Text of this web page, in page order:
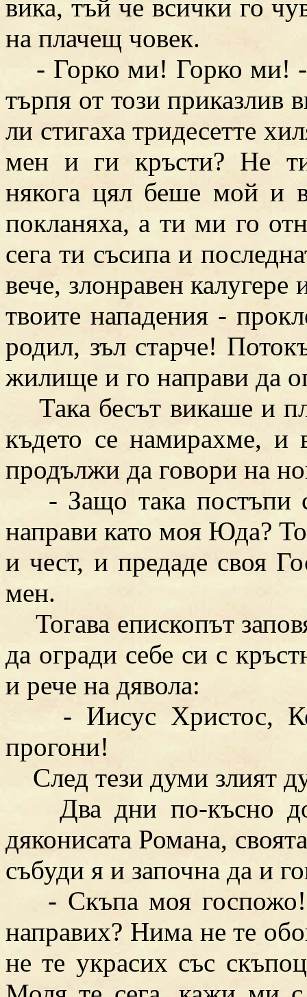
вика, тъй че всички го
на плачещ човек.
- Горко ми! Горко ми! -
търпя от този приказлив
ли стигаха тридесетте
мен и ги кръсти? Не
някога цял беше мой и
покланяха, а ти ми го
сега ти съсипа и
вече, злонравен
твоите нападения -
родил, зъл старче!
жилище и го направи да
Така бесът викаше и
където се намирахме, и
продължи да говори на
- Защо така постъпи
направи като моя Юда?
и чест, и предаде своя
мен.
Тогава епископът
да огради себе си с
и рече на дявола:
- Иисус Христос,
прогони!
След тези думи злият
Два дни по-късно
дяконисата Романа,
събуди я и започна да и
- Скъпа моя госпожо!
направих? Нима не те
не те украсих със